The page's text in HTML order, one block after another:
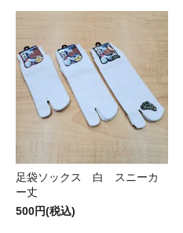
足袋ソックス 白 スニーカ
ー丈
500円(税込)